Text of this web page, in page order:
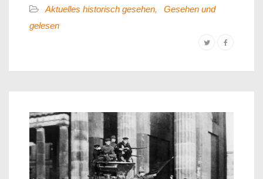
Aktuelles historisch gesehen,
Gesehen und
gelesen